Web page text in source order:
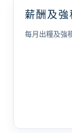
薪酬及強
每月出糧及強